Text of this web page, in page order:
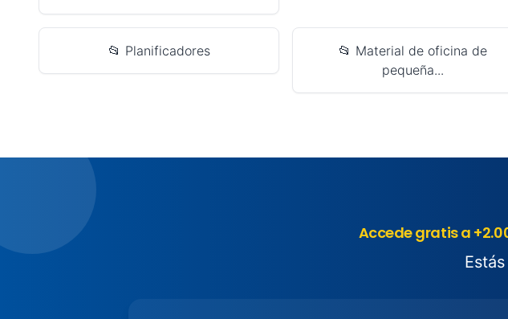
📂 Planificadores
📂 Material de oficina de
pequeña...
Accede gratis a